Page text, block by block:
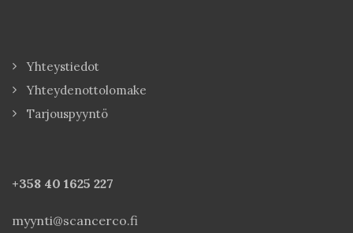
Yhteystiedot
Yhteydenottolomake
Tarjouspyyntö
+358 40 1625 227
myynti@scancerco.fi